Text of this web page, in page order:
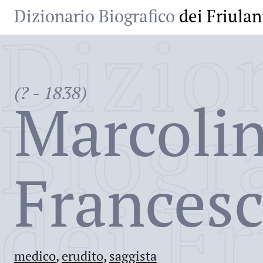
Dizionario Biografico dei
(? - 1838)
medico, erudito, saggista